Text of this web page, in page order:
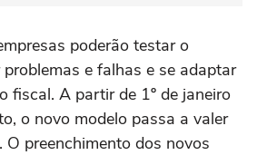
poderão testar o
e falhas e se adaptar
fiscal. A partir de 1º de janeiro
o novo modelo passa a valer
preenchimento dos novos